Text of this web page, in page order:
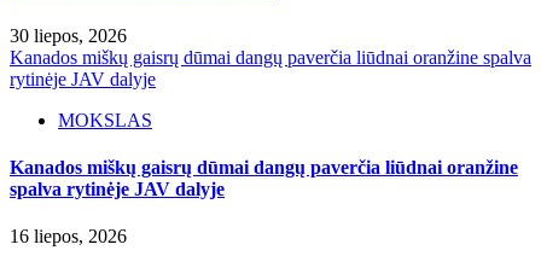
30 liepos, 2026
Kanados miškų gaisrų dūmai dangų paverčia liūdnai oranžine spalva
rytinėje JAV dalyje
MOKSLAS
Kanados miškų gaisrų dūmai dangų paverčia liūdnai oranžine
spalva rytinėje JAV dalyje
16 liepos, 2026